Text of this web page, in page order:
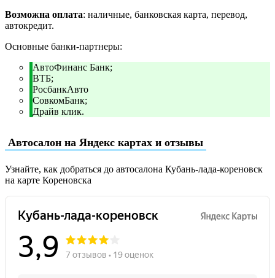
Возможна оплата: наличные, банковская карта, перевод,
автокредит.
Основные банки-партнеры:
АвтоФинанс Банк;
ВТБ;
РосбанкАвто
СовкомБанк;
Драйв клик.
Автосалон на Яндекс картах и отзывы
Узнайте, как добраться до автосалона Кубань-лада-кореновск
на карте Кореновска